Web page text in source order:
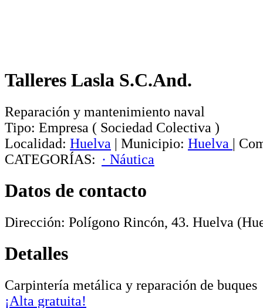
Talleres Lasla S.C.And.
Reparación y mantenimiento naval
Tipo: Empresa ( Sociedad Colectiva )
Localidad: Huelva | Municipio: Huelva |
CATEGORÍAS: · Náutica
Datos de contacto
Dirección: Polígono Rincón, 43. Huelva
Detalles
Carpintería metálica y reparación de buques
¡Alta gratuita!